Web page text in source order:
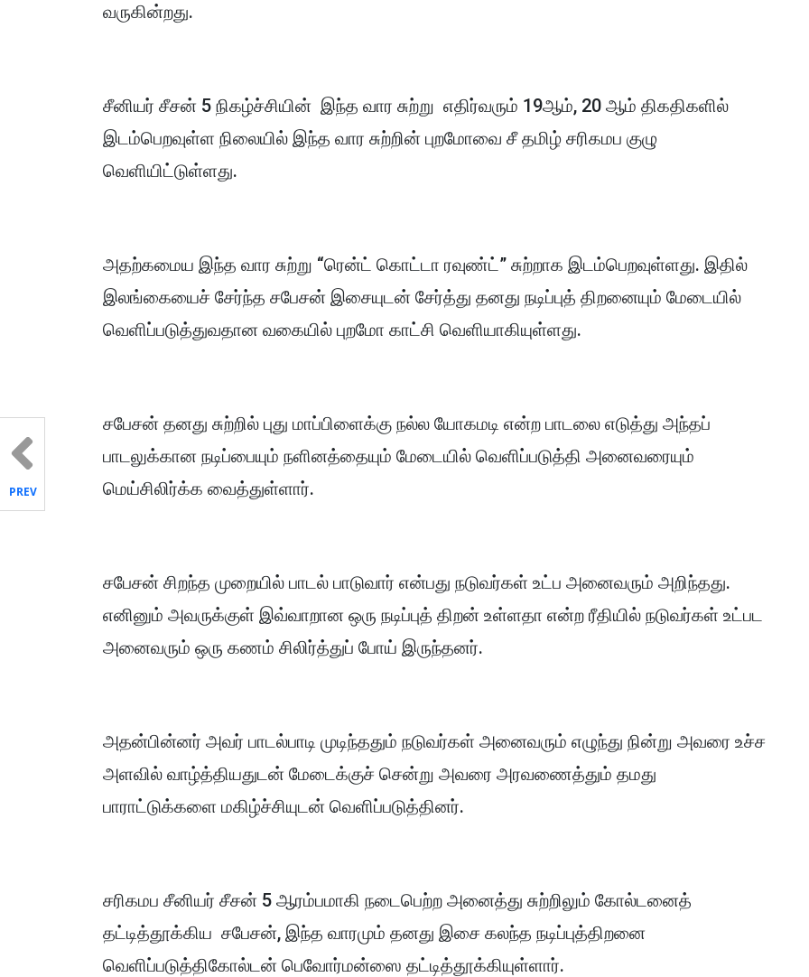
வருகின்றது.
சீனியர் சீசன் 5 நிகழ்ச்சியின் இந்த வார சுற்று எதிர்வரும் 19ஆம், 20 ஆம் திகதிகளில்
இடம்பெறவுள்ள நிலையில் இந்த வார சுற்றின் புறமோவை சீ தமிழ் சரிகமப குழு
வெளியிட்டுள்ளது.
அதற்கமைய இந்த வார சுற்று “ரென்ட் கொட்டா ரவுண்ட்” சுற்றாக இடம்பெறவுள்ளது. இதில்
இலங்கையைச் சேர்ந்த சபேசன் இசையுடன் சேர்த்து தனது நடிப்புத் திறனையும் மேடையில்
வெளிப்படுத்துவதான வகையில் புறமோ காட்சி வெளியாகியுள்ளது.
சபேசன் தனது சுற்றில் புது மாப்பிளைக்கு நல்ல யோகமடி என்ற பாடலை எடுத்து அந்தப்
பாடலுக்கான நடிப்பையும் நளினத்தையும் மேடையில் வெளிப்படுத்தி அனைவரையும்
மெய்சிலிர்க்க வைத்துள்ளார்.
சபேசன் சிறந்த முறையில் பாடல் பாடுவார் என்பது நடுவர்கள் உட்ப அனைவரும் அறிந்தது.
எனினும் அவருக்குள் இவ்வாறான ஒரு நடிப்புத் திறன் உள்ளதா என்ற ரீதியில் நடுவர்கள் உட்பட
அனைவரும் ஒரு கணம் சிலிர்த்துப் போய் இருந்தனர்.
அதன்பின்னர் அவர் பாடல்பாடி முடிந்ததும் நடுவர்கள் அனைவரும் எழுந்து நின்று அவரை உச்ச
அளவில் வாழ்த்தியதுடன் மேடைக்குச் சென்று அவரை அரவணைத்தும் தமது
பாராட்டுக்களை மகிழ்ச்சியுடன் வெளிப்படுத்தினர்.
சரிகமப சீனியர் சீசன் 5 ஆரம்பமாகி நடைபெற்ற அனைத்து சுற்றிலும் கோல்டனைத்
தட்டித்தூக்கிய சபேசன், இந்த வாரமும் தனது இசை கலந்த நடிப்புத்திறனை
வெளிப்படுத்திகோல்டன் பெவோர்மன்ஸை தட்டித்தூக்கியுள்ளார்.
PREV